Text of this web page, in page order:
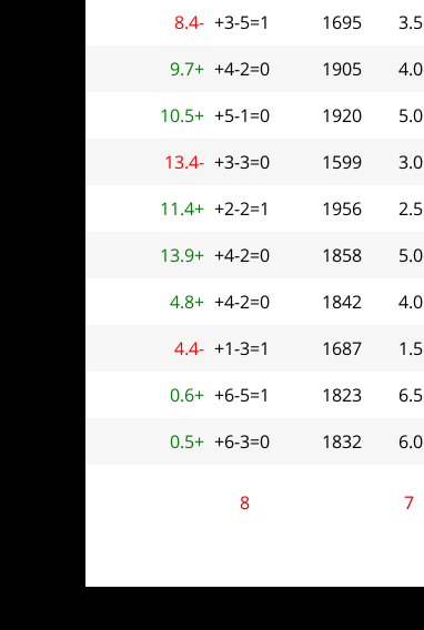
3.5
1695
+3-5=1
8.4-
4.0
1905
+4-2=0
9.7+
5.0
1920
+5-1=0
10.5+
3.0
1599
+3-3=0
13.4-
2.5
1956
+2-2=1
11.4+
5.0
1858
+4-2=0
13.9+
4.0
1842
+4-2=0
4.8+
1.5
1687
+1-3=1
4.4-
6.5
1823
+6-5=1
0.6+
6.0
1832
+6-3=0
0.5+
7
8